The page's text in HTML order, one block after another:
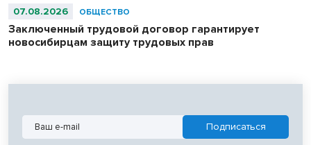
07.08.2026 ОБЩЕСТВО
Заключенный трудовой договор гарантирует
новосибирцам защиту трудовых прав